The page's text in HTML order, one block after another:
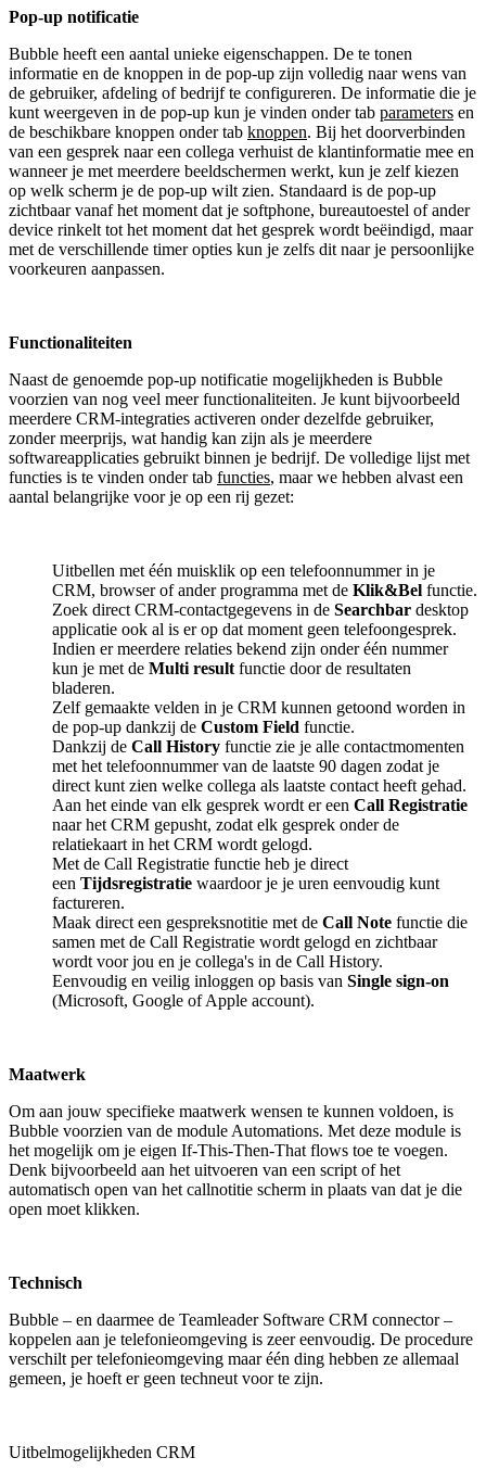
Pop-up notificatie
Bubble heeft een aantal unieke eigenschappen. De te tonen
informatie en de knoppen in de pop-up zijn volledig naar wens van
de gebruiker, afdeling of bedrijf te configureren. De informatie die je
kunt weergeven in de pop-up kun je vinden onder tab parameters en
de beschikbare knoppen onder tab knoppen. Bij het doorverbinden
van een gesprek naar een collega verhuist de klantinformatie mee en
wanneer je met meerdere beeldschermen werkt, kun je zelf kiezen
op welk scherm je de pop-up wilt zien. Standaard is de pop-up
zichtbaar vanaf het moment dat je softphone, bureautoestel of ander
device rinkelt tot het moment dat het gesprek wordt beëindigd, maar
met de verschillende timer opties kun je zelfs dit naar je persoonlijke
voorkeuren aanpassen.
Functionaliteiten
Naast de genoemde pop-up notificatie mogelijkheden is Bubble
voorzien van nog veel meer functionaliteiten. Je kunt bijvoorbeeld
meerdere CRM-integraties activeren onder dezelfde gebruiker,
zonder meerprijs, wat handig kan zijn als je meerdere
softwareapplicaties gebruikt binnen je bedrijf. De volledige lijst met
functies is te vinden onder tab functies, maar we hebben alvast een
aantal belangrijke voor je op een rij gezet:
Uitbellen met één muisklik op een telefoonnummer in je
CRM, browser of ander programma met de Klik&Bel functie.
Zoek direct CRM-contactgegevens in de Searchbar desktop
applicatie ook al is er op dat moment geen telefoongesprek.
Indien er meerdere relaties bekend zijn onder één nummer
kun je met de Multi result functie door de resultaten
bladeren.
Zelf gemaakte velden in je CRM kunnen getoond worden in
de pop-up dankzij de Custom Field functie.
Dankzij de Call History functie zie je alle contactmomenten
met het telefoonnummer van de laatste 90 dagen zodat je
direct kunt zien welke collega als laatste contact heeft gehad.
Aan het einde van elk gesprek wordt er een Call Registratie
naar het CRM gepusht, zodat elk gesprek onder de
relatiekaart in het CRM wordt gelogd.
Met de Call Registratie functie heb je direct
een Tijdsregistratie waardoor je je uren eenvoudig kunt
factureren.
Maak direct een gespreksnotitie met de Call Note functie die
samen met de Call Registratie wordt gelogd en zichtbaar
wordt voor jou en je collega's in de Call History.
Eenvoudig en veilig inloggen op basis van Single sign-on
(Microsoft, Google of Apple account).
Maatwerk
Om aan jouw specifieke maatwerk wensen te kunnen voldoen, is
Bubble voorzien van de module Automations. Met deze module is
het mogelijk om je eigen If-This-Then-That flows toe te voegen.
Denk bijvoorbeeld aan het uitvoeren van een script of het
automatisch open van het callnotitie scherm in plaats van dat je die
open moet klikken.
Technisch
Bubble – en daarmee de Teamleader Software CRM connector –
koppelen aan je telefonieomgeving is zeer eenvoudig. De procedure
verschilt per telefonieomgeving maar één ding hebben ze allemaal
gemeen, je hoeft er geen techneut voor te zijn.
Uitbelmogelijkheden CRM